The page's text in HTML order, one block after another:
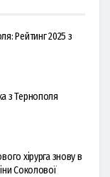
Рейтинг 2025 з
з Тернополя
хірурга знову в
Соколової